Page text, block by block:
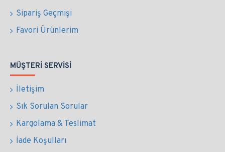
Sipariş Geçmişi
Favori Ürünlerim
MÜŞTERI SERVISI
İletişim
Sık Sorulan Sorular
Kargolama & Teslimat
İade Koşulları